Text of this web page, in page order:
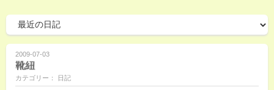
2009-07-03
靴紐
カテゴリー： 日記